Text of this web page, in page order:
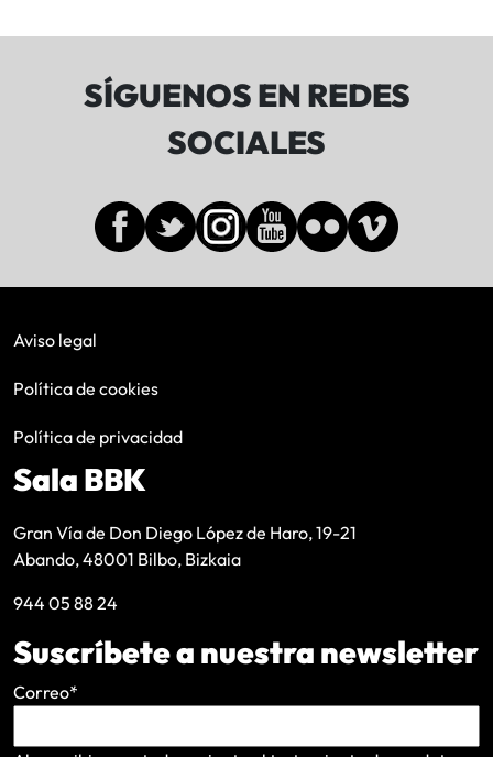
SÍGUENOS EN REDES
SOCIALES
Aviso legal
Política de cookies
Política de privacidad
Sala BBK
Gran Vía de Don Diego López de Haro, 19-21
Abando, 48001 Bilbo, Bizkaia
944 05 88 24
Suscríbete a nuestra newsletter
Correo*